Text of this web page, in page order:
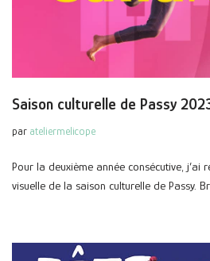
Saison culturelle de Passy
par ateliermelicope
Pour la deuxième année consécutive, j’ai
visuelle de la saison culturelle de Passy.